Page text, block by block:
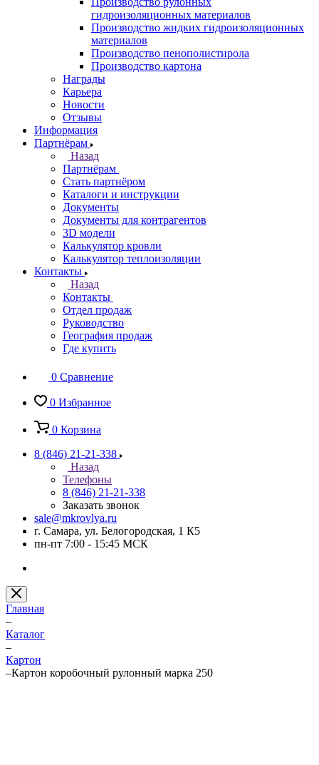
гидроизоляционных материалов
Производство жидких гидроизоляционных
материалов
Производство пенополистирола
Производство картона
Награды
Карьера
Новости
Отзывы
Информация
Партнёрам
Назад
Партнёрам
Стать партнёром
Каталоги и инструкции
Документы
Документы для контрагентов
3D модели
Калькулятор кровли
Калькулятор теплоизоляции
Контакты
Назад
Контакты
Отдел продаж
Руководство
География продаж
Где купить
0 Сравнение
0 Избранное
0 Корзина
8 (846) 21-21-338
Назад
Телефоны
8 (846) 21-21-338
Заказать звонок
sale@mkrovlya.ru
г. Самара, ул. Белогородская, 1 К5
пн-пт 7:00 - 15:45 МСК
Главная
–
Каталог
–
Картон
–Картон коробочный рулонный марка 250